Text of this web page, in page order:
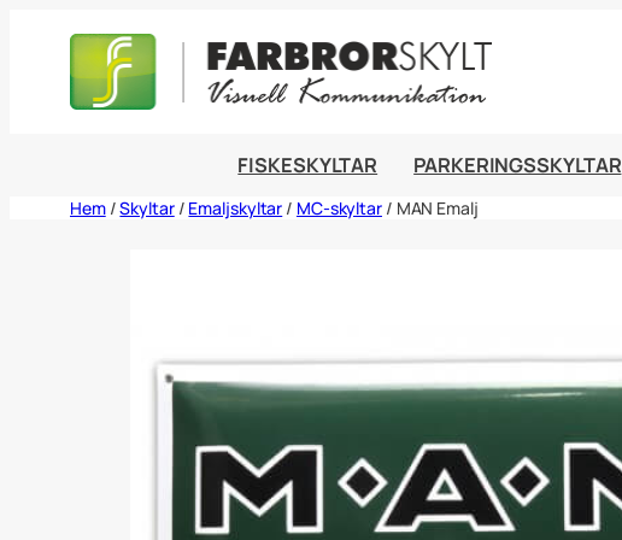
FISKESKYLTAR PARKERINGSSKYLTAR
Hem/Skyltar/ Emaljskyltar / MC-skyltar/ MAN Emalj